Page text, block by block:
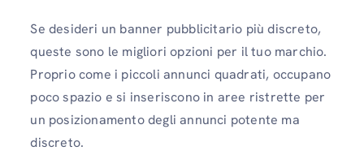
Se desideri un banner pubblicitario più discreto,
queste sono le migliori opzioni per il tuo marchio.
Proprio come i piccoli annunci quadrati, occupano
poco spazio e si inseriscono in aree ristrette per
un posizionamento degli annunci potente ma
discreto.